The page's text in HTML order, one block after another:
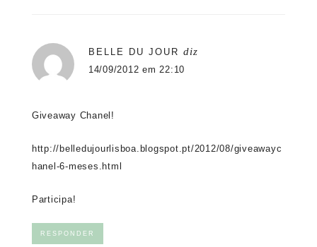
BELLE DU JOUR diz
14/09/2012 em 22:10
Giveaway Chanel!
http://belledujourlisboa.blogspot.pt/2012/08/giveawayc
hanel-6-meses.html
Participa!
RESPONDER